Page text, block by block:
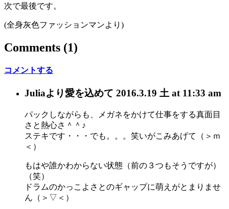
次で最後です。
(全身灰色ファッションマンより)
Comments (1)
コメントする
Juliaより愛を込めて 2016.3.19 土 at 11:33 am
パックしながらも、メガネをかけて仕事をする真面目
さと熱心さ＾＾♪
ステキです・・・でも。。。笑いがこみあげて（＞ｍ
＜）
もはや誰かわからない状態（前の３つもそうですが）
（笑）
ドラムのかっこよさとのギャップに萌えがとまりませ
ん（＞▽＜）